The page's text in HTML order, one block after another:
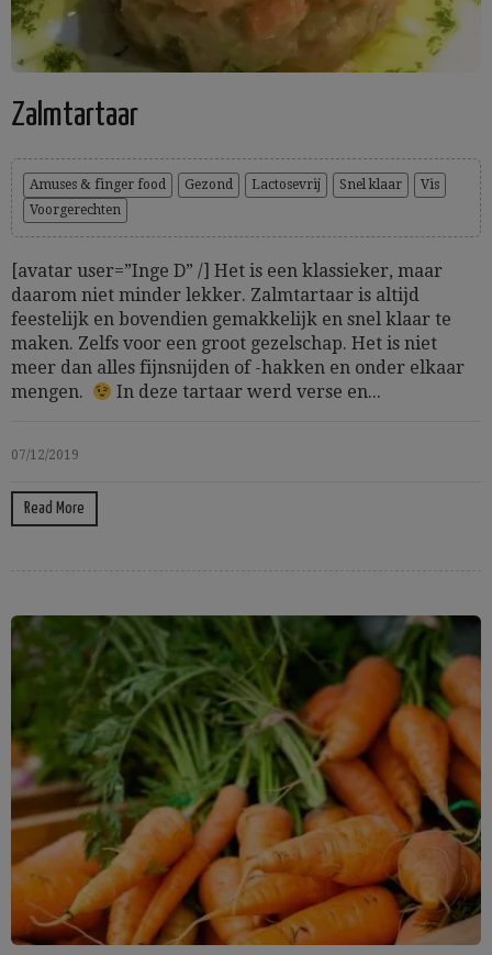
Zalmtartaar
Amuses & finger food Gezond Lactosevrij Snel klaar
Vis
Voorgerechten
[avatar user=”Inge D” /] Het is een klassieker, maar
daarom niet minder lekker. Zalmtartaar is altijd
feestelijk en bovendien gemakkelijk en snel klaar te
maken. Zelfs voor een groot gezelschap. Het is niet
meer dan alles fijnsnijden of -hakken en onder elkaar
mengen.
In deze tartaar werd verse en...
07/12/2019
Read More